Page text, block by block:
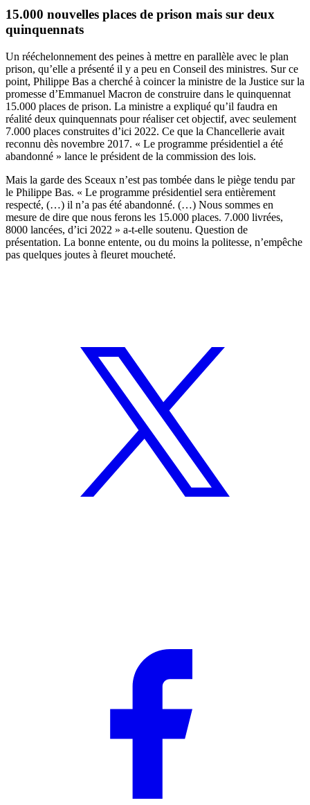
15.000 nouvelles places de prison mais sur deux
quinquennats
Un rééchelonnement des peines à mettre en parallèle avec le plan
prison, qu’elle a présenté il y a peu en Conseil des ministres. Sur ce
point, Philippe Bas a cherché à coincer la ministre de la Justice sur la
promesse d’Emmanuel Macron de construire dans le quinquennat
15.000 places de prison. La ministre a expliqué qu’il faudra en
réalité deux quinquennats pour réaliser cet objectif, avec seulement
7.000 places construites d’ici 2022. Ce que la Chancellerie avait
reconnu dès novembre 2017. « Le programme présidentiel a été
abandonné » lance le président de la commission des lois.
Mais la garde des Sceaux n’est pas tombée dans le piège tendu par
le Philippe Bas. « Le programme présidentiel sera entièrement
respecté, (…) il n’a pas été abandonné. (…) Nous sommes en
mesure de dire que nous ferons les 15.000 places. 7.000 livrées,
8000 lancées, d’ici 2022 » a-t-elle soutenu. Question de
présentation. La bonne entente, ou du moins la politesse, n’empêche
pas quelques joutes à fleuret moucheté.